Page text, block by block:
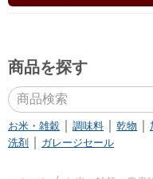
商品を探す
お米・雑穀 調味料 乾物
洗剤
ガレージセール